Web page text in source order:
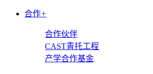
合作+
合作伙伴
CAST青托工程
产学合作基金